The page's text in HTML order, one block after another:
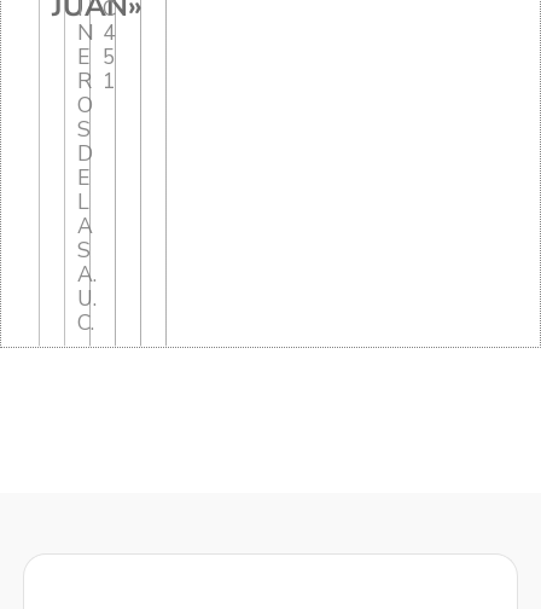
I
N
E
R
O
S
D
E
L
A
S
A.
U.
C.
C
4
5
1